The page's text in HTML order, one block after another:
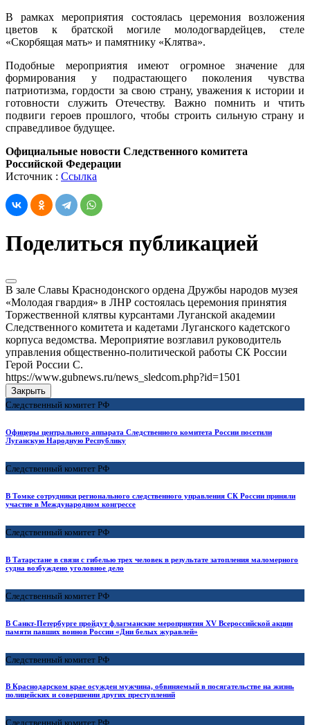
В рамках мероприятия состоялась церемония возложения
цветов к братской могиле молодогвардейцев, стеле
«Скорбящая мать» и памятнику «Клятва».
Подобные мероприятия имеют огромное значение для
формирования у подрастающего поколения чувства
патриотизма, гордости за свою страну, уважения к истории и
готовности служить Отечеству. Важно помнить и чтить
подвиги героев прошлого, чтобы строить сильную страну и
справедливое будущее.
Официальные новости Следственного комитета
Российской Федерации
Источник : Ссылка
Поделиться публикацией
В зале Славы Краснодонского ордена Дружбы народов музея
«Молодая гвардия» в ЛНР состоялась церемония принятия
Торжественной клятвы курсантами Луганской академии
Следственного комитета и кадетами Луганского кадетского
корпуса ведомства. Мероприятие возглавил руководитель
управления общественно-политической работы СК России
Герой России С.
https://www.gubnews.ru/news_sledcom.php?id=1501
Закрыть
Следственный комитет РФ
Офицеры центрального аппарата Следственного комитета России посетили
Луганскую Народную Республику
Следственный комитет РФ
В Томке сотрудники регионального следственного управления СК России приняли
участие в Международном конгрессе
Следственный комитет РФ
В Татарстане в связи с гибелью трех человек в результате затопления маломерного
судна возбуждено уголовное дело
Следственный комитет РФ
В Санкт-Петербурге пройдут флагманские мероприятия XV Всероссийской акции
памяти павших воинов России «Дни белых журавлей»
Следственный комитет РФ
В Краснодарском крае осужден мужчина, обвиняемый в посягательстве на жизнь
полицейских и совершении других преступлений
Следственный комитет РФ